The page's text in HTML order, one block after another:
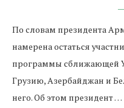
По словам президента
намерена остаться
программы сближающей
Грузию, Азербайджан и
него. Об этом президент …